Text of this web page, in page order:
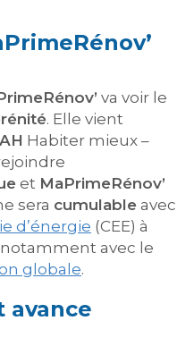
va voir le
. Elle vient
Habiter mieux –
et MaPrimeRénov’
sera cumulable avec
d’énergie (CEE) à
notamment avec le
globale.
avance